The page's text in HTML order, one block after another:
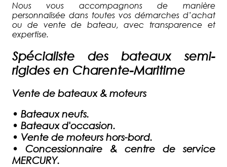
Nous vous accompagnons de manière
personnalisée dans toutes vos démarches d’achat
ou de vente de bateau, avec transparence et
expertise.
Spécialiste des bateaux semi-
rigides en Charente-Maritime
Vente de bateaux & moteurs
• Bateaux neufs.
• Bateaux d'occasion.
• Vente de moteurs hors-bord.
•
Concessionnaire & centre de service
MERCURY.